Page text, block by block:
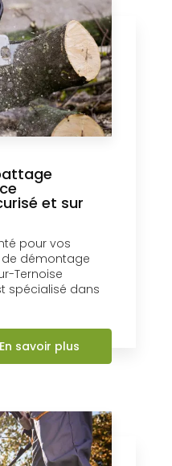
et sur
pour vos
démontage
Ternoise
spécialisé dans
En savoir plus